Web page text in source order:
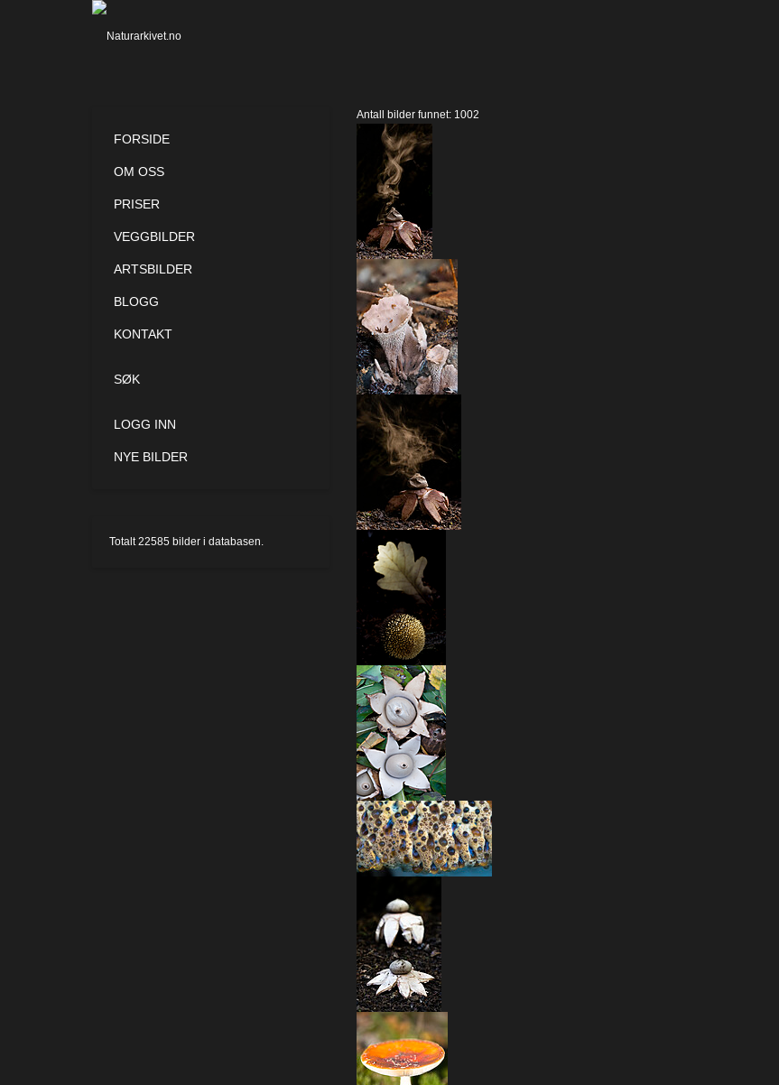
Antall bilder funnet: 1002
FORSIDE
OM OSS
PRISER
VEGGBILDER
ARTSBILDER
BLOGG
KONTAKT
SØK
LOGG INN
NYE BILDER
Totalt22585 bilder i databasen.